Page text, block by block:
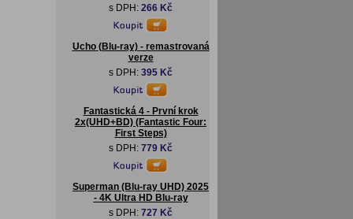
s DPH: 266 Kč
Ucho (Blu-ray) - remastrovaná
verze
s DPH: 395 Kč
Fantastická 4 - První krok
2x(UHD+BD) (Fantastic Four:
First Steps)
s DPH: 779 Kč
Superman (Blu-ray UHD) 2025
- 4K Ultra HD Blu-ray
s DPH: 727 Kč